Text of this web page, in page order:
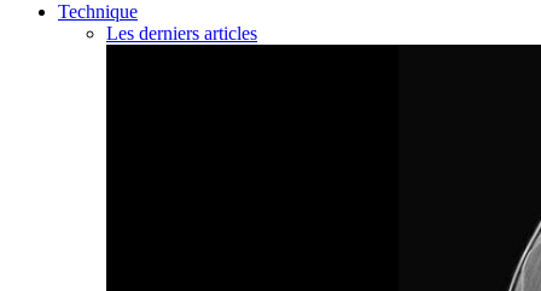
Technique
Les derniers articles